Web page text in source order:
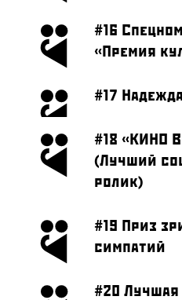
#16
«Премия
#17
#18 «КИНО
(Лучший
ролик)
#19 Приз
симпатий
#20 Лучшая